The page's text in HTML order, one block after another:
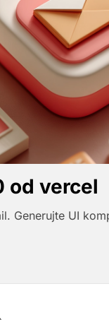
od vercel
Generujte UI